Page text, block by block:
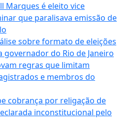
Marques é eleito vice
que paralisava emissão de
sobre formato de eleições
do Rio de Janeiro
regras que limitam
e membros do
cobrança por religação de
inconstitucional pelo